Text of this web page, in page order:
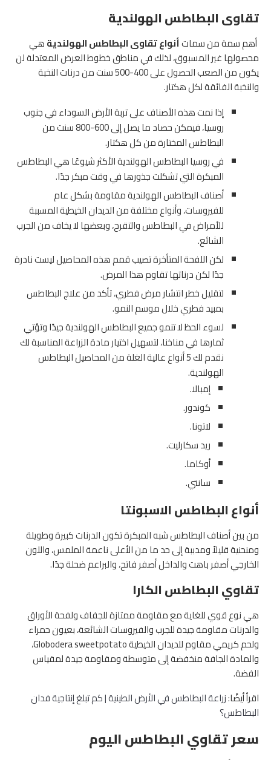
تقاوى البطاطس الهولندية
أهم سمة من سماتأنواعتقاوى البطاطس الهولنديةهي
محصولها غير المسبوق، لذلك في مناطق خطوط العرض المعتدلة لن
يكون من الصعب الحصول على 400-500 سنت من درنات النخبة
والنخبة الفائقة لكل هكتار.
إذا نمت هذه الأصناف على تربة الأرض السوداء في جنوب
روسيا، فيمكن حصاد ما يصل إلى 600-800 سنت من
البطاطس المختارة من كل هكتار.
في روسيا البطاطس الهولندية الأكثر شيوعًا هي البطاطس
المبكرة التي تشكلت جذورها في وقت مبكر جدًا.
أصناف البطاطس الهولندية مقاومة بشكل عام
للفيروسات، وأنواع مختلفة من الديدان الخيطية المسببة
للأمراض في البطاطس والتقرح، وبعضها لا يخاف من الجرب
الشائع.
لكن اللفحة المتأخرة تصيب قمم هذه المحاصيل ليست نادرة
جدًا لكن درناتها تقاوم هذا المرض.
لتقليل خطر انتشار مرض فطري، تأكد من علاج البطاطس
بمبيد فطري خلال موسم النمو.
لسوء الحظ لا تنمو جميع البطاطس الهولندية جيدًا وتؤتي
ثمارها في مناخنا، لتسهيل اختيار مادة الزراعة المناسبة لك
نقدم لك 5 أنواع عالية الغلة من المحاصيل البطاطس
الهولندية.
إمبالا.
كوندور.
لاتونا.
ريد سكارليت.
أوكاما.
سانتي.
أنواع البطاطس الاسبونتا
من بين أصناف البطاطس شبه المبكرة تكون الدرنات كبيرة وطويلة
ومنحنية قليلاً ومدببة إلى حد ما من الأعلى ناعمة الملمس، واللون
الخارجي أصفر باهت والداخل أصفر فاتح، والبراعم ضحلة جدًا.
تقاوي البطاطس الكارا
هي نوع قوي للغاية مع مقاومة ممتازة للجفاف ولفحة الأوراق
والدرنات مقاومة جيدة للجرب والفيروسات الشائعة، بعيون حمراء
ولحم كريمي مقاوم للديدان الخيطية Globodera sweetpotato،
والمادة الجافة منخفضة إلى متوسطة ومقاومة جيدة لمقياس
الفضة.
اقرأ أيضًا:زراعة البطاطس في الأرض الطينية | كم تبلغ إنتاجية فدان
البطاطس؟
سعر تقاوي البطاطس اليوم